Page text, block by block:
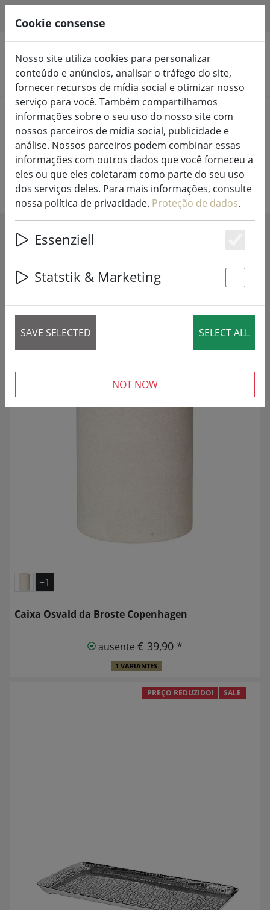
Pesquisar produtos
Home Viver Acessórios para casa
Grande seleção de acessórios para
casa
PREÇO REDUZIDO! SALE
+1
Caixa Osvald da Broste Copenhagen
ausente € 39,90 *
1 VARIANTES
PREÇO REDUZIDO! SALE
Cookie consense
Nosso site utiliza cookies para personalizar
conteúdo e anúncios, analisar o tráfego do site,
fornecer recursos de mídia social e otimizar nosso
serviço para você. Também compartilhamos
informações sobre o seu uso do nosso site com
nossos parceiros de mídia social, publicidade e
análise. Nossos parceiros podem combinar essas
informações com outros dados que você forneceu a
eles ou que eles coletaram como parte do seu uso
dos serviços deles. Para mais informações, consulte
nossa política de privacidade. Proteção de dados.
Essenziell
Statstik & Marketing
SAVE SELECTED SELECT ALL
NOT NOW